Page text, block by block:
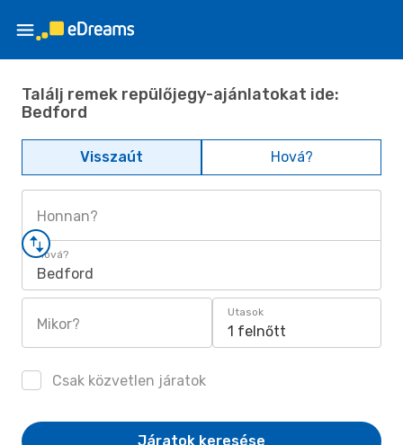
Találj remek repülőjegy-ajánlatokat ide:
Bedford
Visszaút Hová?
Honnan?
Hová?
Bedford
Mikor?
Utasok
1 felnőtt
Csak közvetlen járatok
Járatok keresése